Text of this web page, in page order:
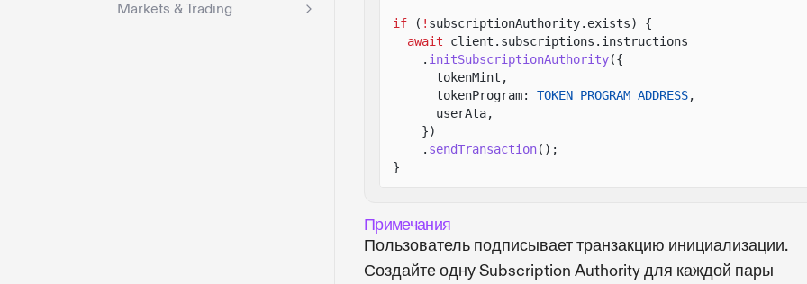
Markets & Trading
if ( ! subscriptionAuthority.exists) {
await
client.subscriptions.instructions
. initSubscriptionAuthority({
tokenMint,
tokenProgram:
TOKEN_PROGRAM_ADDRESS,
userAta,
})
. sendTransaction();
}
Примечания
Пользователь подписывает транзакцию инициализации.
Создайте одну Subscription Authority для каждой пары